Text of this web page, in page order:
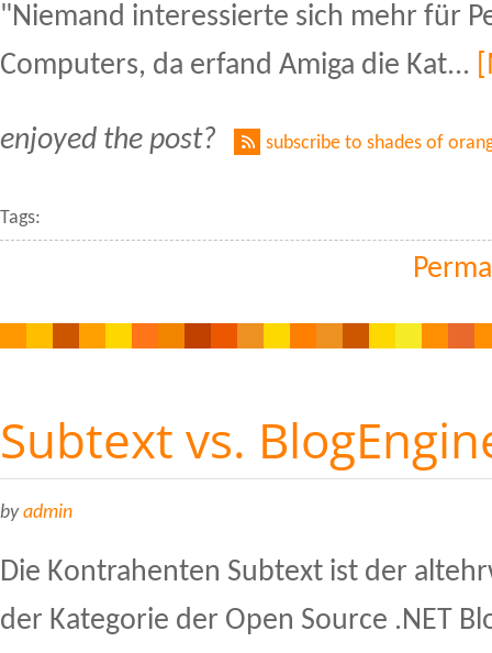
"Niemand interessierte sich mehr für
Computers, da erfand Amiga die Kat...
enjoyed the post? subscribe to shades of
Tags:
Subtext vs.
byadmin
Die Kontrahenten Subtext ist der
der Kategorie der Open Source .NET